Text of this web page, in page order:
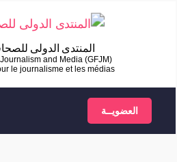
المنتدى الدولى
العضويــة